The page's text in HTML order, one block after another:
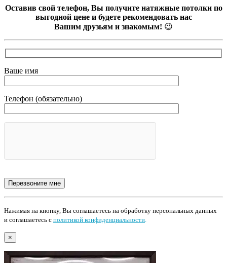
Оставив свой телефон, Вы получите натяжные потолки по
выгодной цене и будете рекомендовать нас
Вашим друзьям и знакомым! 😉
Ваше имя
Телефон (обязательно)
Нажимая на кнопку, Вы соглашаетесь на обработку персональных данных
и соглашаетесь с политикой конфиденциальности.
×